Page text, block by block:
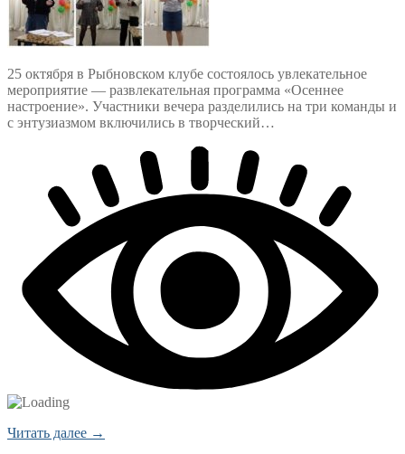
25 октября в Рыбновском клубе состоялось увлекательное
мероприятие — развлекательная программа «Осеннее
настроение». Участники вечера разделились на три команды и
с энтузиазмом включились в творческий…
Читать далее →